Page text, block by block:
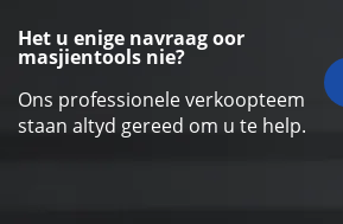
Het u enige navraag oor
masjientools nie?
Ons professionele verkoopteem
staan altyd gereed om u te help.